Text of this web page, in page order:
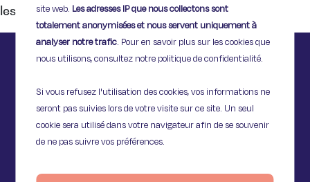
site web. Les adresses IP que nous collectons sont
totalement anonymisées et nous servent uniquement à
analyser notre trafic. Pour en savoir plus sur les cookies que
nous utilisons, consultez notre politique de confidentialité.
Si vous refusez l'utilisation des cookies, vos informations ne
seront pas suivies lors de votre visite sur ce site. Un seul
cookie sera utilisé dans votre navigateur afin de se souvenir
de ne pas suivre vos préférences.
les […]